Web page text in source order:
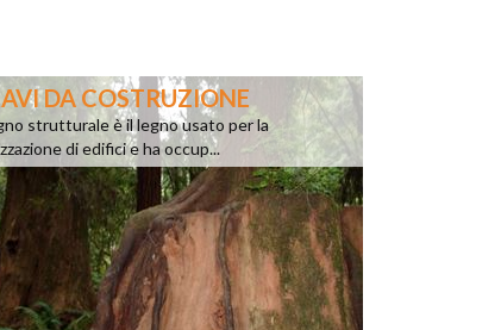
DA COSTRUZIONE
strutturale è il legno usato per la
di edifici e ha occup...